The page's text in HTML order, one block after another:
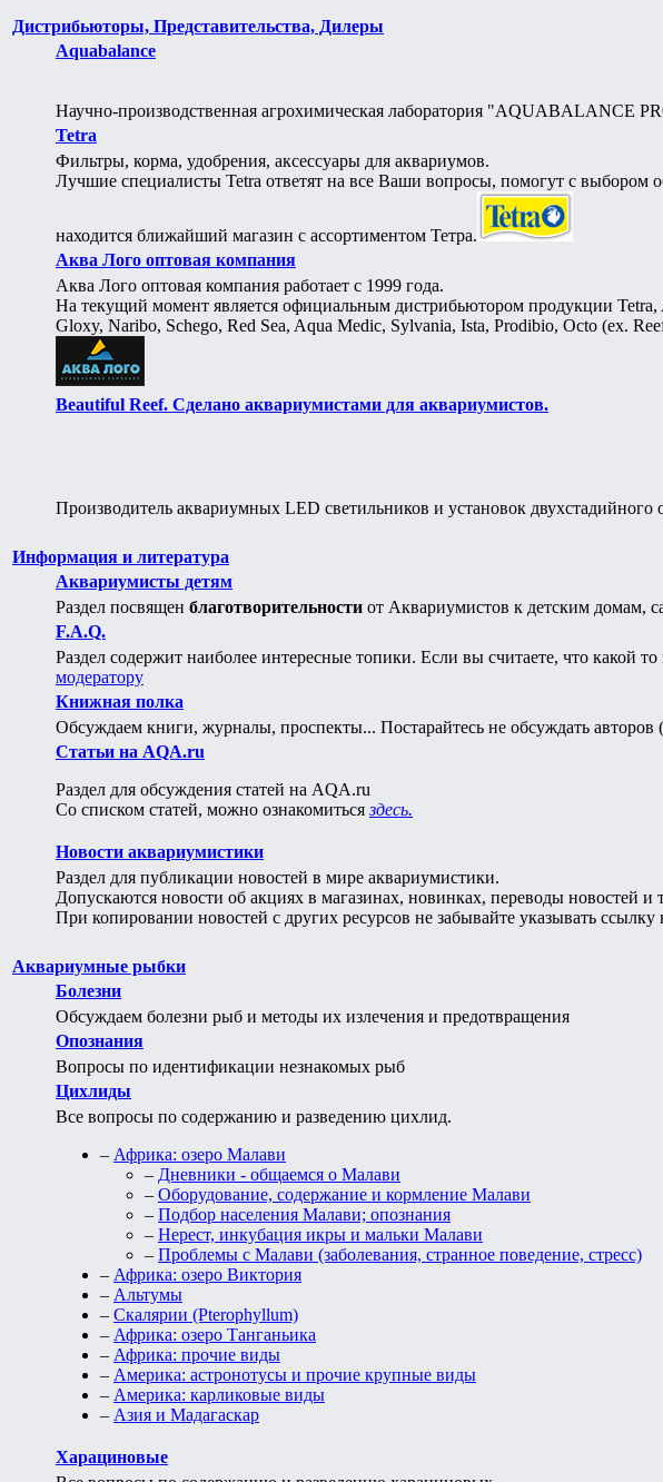
Дистрибьюторы, Представительства, Дилеры
Aquabalance
Научно-производственная агрохимическая лаборатория "AQUABALANCE
Tetra
Фильтры, корма, удобрения, аксессуары для аквариумов.
Лучшие специалисты Tetra ответят на все Ваши вопросы, помогут с выбором
находится ближайший магазин с ассортиментом Тетра.
Аква Лого оптовая компания
Аква Лого оптовая компания работает с 1999 года.
На текущий момент является официальным дистрибьютором продукции Tetra,
Gloxy, Naribo, Schego, Red Sea, Aqua Medic, Sylvania, Ista, Prodibio, Octo (ex.
Beautiful Reef. Сделано аквариумистами для аквариумистов.
Производитель аквариумных LED светильников и установок двухстадийного
Информация и литература
Аквариумисты детям
Раздел посвящен благотворительности от Аквариумистов к детским домам,
F.A.Q.
Раздел содержит наиболее интересные топики. Если вы считаете, что какой
модератору
Книжная полка
Обсуждаем книги, журналы, проспекты... Постарайтесь не обсуждать авторов
Статьи на AQA.ru
Раздел для обсуждения статей на AQA.ru
Со списком статей, можно ознакомиться здесь.
Новости аквариумистики
Раздел для публикации новостей в мире аквариумистики.
Допускаются новости об акциях в магазинах, новинках, переводы новостей и
При копировании новостей с других ресурсов не забывайте указывать ссылку
Аквариумные рыбки
Болезни
Обсуждаем болезни рыб и методы их излечения и предотвращения
Опознания
Вопросы по идентификации незнакомых рыб
Цихлиды
Все вопросы по содержанию и разведению цихлид.
– Африка: озеро Малави
– Дневники - общаемся о Малави
– Оборудование, содержание и кормление Малави
– Подбор населения Малави; опознания
– Нерест, инкубация икры и мальки Малави
– Проблемы с Малави (заболевания, странное поведение, стресс)
– Африка: озеро Виктория
– Альтумы
– Скалярии (Pterophyllum)
– Африка: озеро Танганьика
– Африка: прочие виды
– Америка: астронотусы и прочие крупные виды
– Америка: карликовые виды
– Азия и Мадагаскар
Харациновые